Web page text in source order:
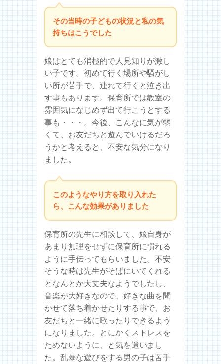
その当時の子どもの状況と私の気
持ちはこうでした
娘はとても消極的で人見知りが激し
い子です。初めて行く場所や騒がし
い所が苦手で、連れて行くと泣き出
す事もあります。保育所では教室の
雰囲気になじめず出て行こうとする
事も・・・。今後、こんなに気が弱
くて、お友だちと遊んでいけるだろ
うかと考えると、不安な気分になり
ました。
このようなやり方を取り入れた
ら、こんな効果がありました
保育所の先生に相談して、娘自身が
あまり無理をせずに保育所に慣れる
ように手伝ってもらいました。不安
そうな時は先生がそばにいてくれる
となんとか大丈夫なようでしたし、
音楽が大好きなので、好きな曲を聞
かせて落ち着かせたりする事で、お
友だちと一緒に歌ったりできるよう
になりました。とにかくストレスを
ためないように、と気を遣いまし
た。乱暴な遊びをする男の子は苦手